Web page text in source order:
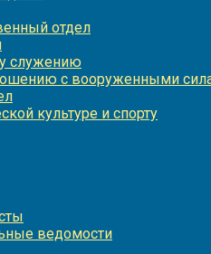
отдел
служению
с вооруженными
культуре и спорту
ведомости